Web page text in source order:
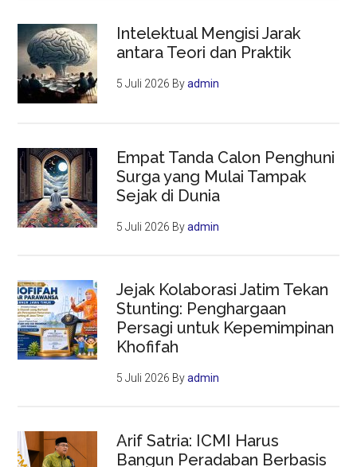
Intelektual Mengisi Jarak
antara Teori dan Praktik
5 Juli 2026 Byadmin
Empat Tanda Calon Penghuni
Surga yang Mulai Tampak
Sejak di Dunia
5 Juli 2026 Byadmin
Jejak Kolaborasi Jatim Tekan
Stunting: Penghargaan
Persagi untuk Kepemimpinan
Khofifah
5 Juli 2026 Byadmin
Arif Satria: ICMI Harus
Bangun Peradaban Berbasis